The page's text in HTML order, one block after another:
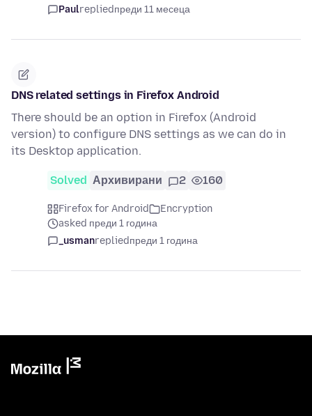
Paulrepliedпреди 11 месеца
DNS related settings in Firefox Android
There should be an option in Firefox (Android
version) to configure DNS settings as we can do in
its Desktop application.
Solved Архивирани 2 160
Firefox for Android
Encryption
asked преди 1 година
_usmanrepliedпреди 1 година